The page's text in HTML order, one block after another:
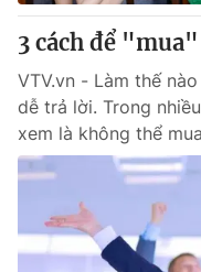
3 cách để
VTV.vn - Làm thế
dễ trả lời. Trong
xem là không thể